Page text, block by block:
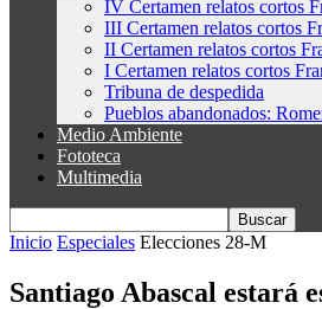
IV Certamen relatos cortos
III Certamen relatos cortos
II Certamen relatos cortos
I Certamen relatos cortos
Tribuna de despedida
Pueblos abandonados:
Medio Ambiente
Fototeca
Multimedia
Inicio Especiales Elecciones 28-M
Santiago Abascal estará